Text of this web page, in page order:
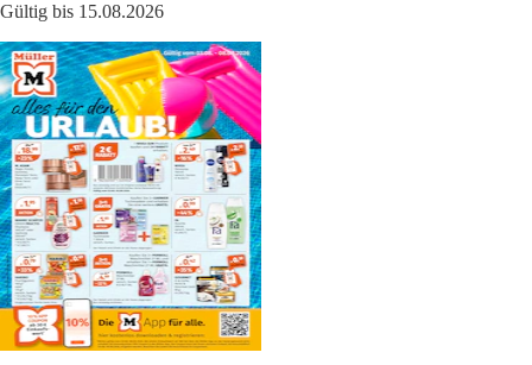
Gültig bis 15.08.2026